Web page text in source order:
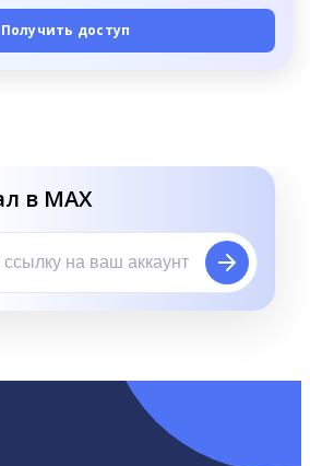
Получить доступ
в MAX